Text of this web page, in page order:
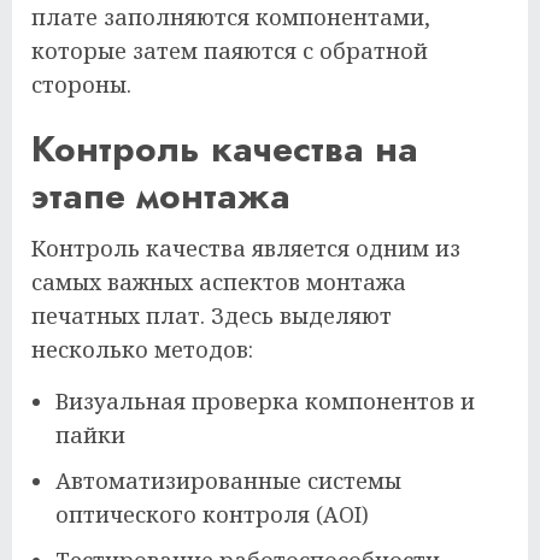
плате заполняются компонентами,
которые затем паяются с обратной
стороны.
Контроль качества на
этапе монтажа
Контроль качества является одним из
самых важных аспектов монтажа
печатных плат. Здесь выделяют
несколько методов:
Визуальная проверка компонентов и
пайки
Автоматизированные системы
оптического контроля (AOI)